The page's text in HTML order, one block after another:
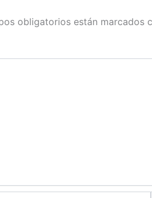
obligatorios están marcados